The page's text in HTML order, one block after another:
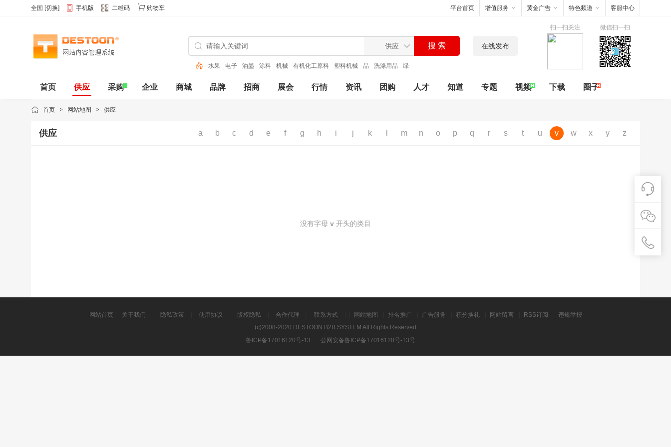
全国 [切换] 手机版 二维码 购物车 平台首页 增值服务 黄金广告 特色频道 客服中心
水果 电子 油墨 涂料 机械 有机化工原料 塑料机械 品 洗涤用品 绿
在线发布
微信扫一扫
扫一扫关注
首页 供应 采购 企业 商城 品牌 招商 展会 行情 资讯 团购 人才 知道 专题 视频 下载 圈子
动态
首页 > 网站地图 > 供应
a b c d e f g h i j k m n o p q r s t u v w x y z
供应
没有字母 v 开头的类目
网站首页 关于我们 隐私政策 使用协议 版权隐私 合作代理 联系方式 网站地图 排名推广 广告服务 积分换礼 网站留言 RSS订阅
违规举报
(c)2008-2020 DESTOON B2B SYSTEM All Rights Reserved
鲁ICP备17016120号-13
公网安备鲁ICP备17016120号-13号